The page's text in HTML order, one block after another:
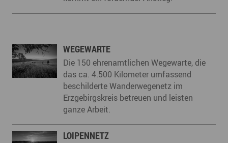
WEGEWARTE
Die 150 ehrenamtlichen Wegewarte, die
das ca. 4.500 Kilometer umfassend
beschilderte Wanderwegenetz im
Erzgebirgskreis betreuen und leisten
ganze Arbeit.
LOIPENNETZ